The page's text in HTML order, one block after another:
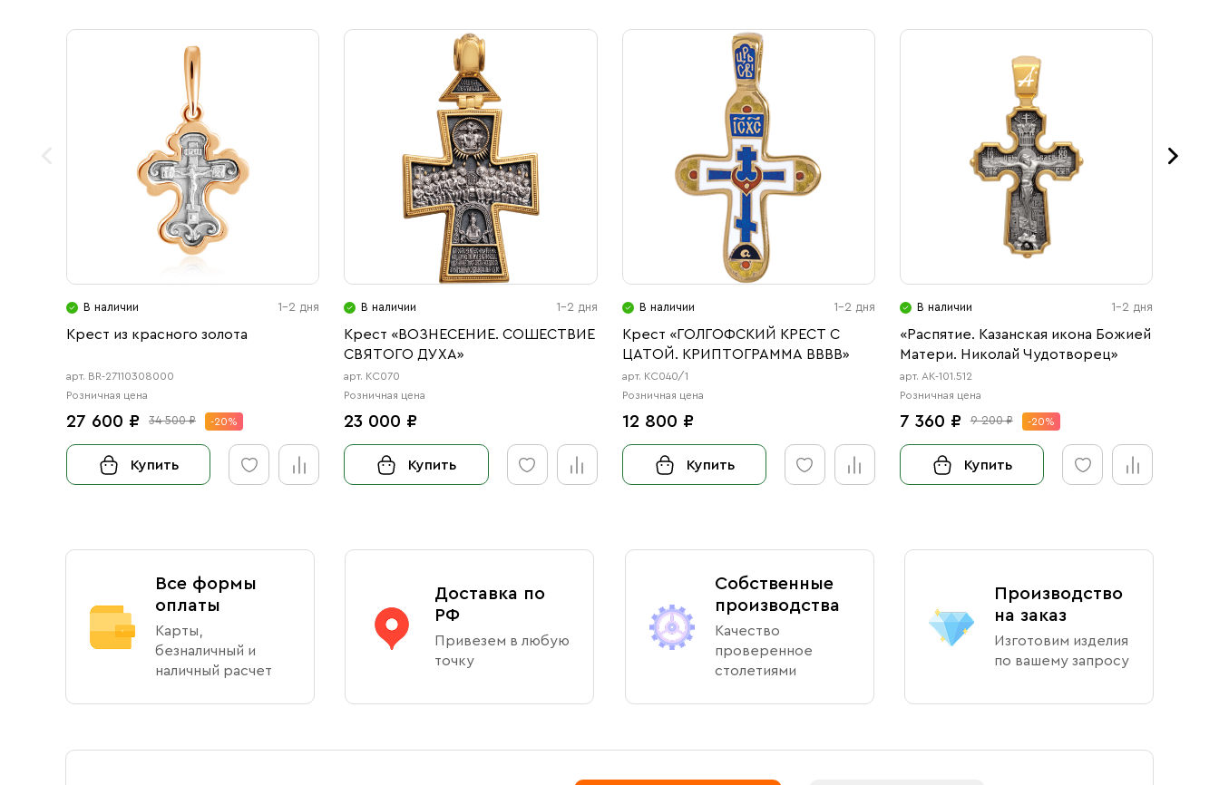
В наличии 1-2 дня
Крест из красного золота
арт. BR-27110308000
Розничная цена
27 600 ₽ 34 500 ₽ -20%
Купить
В наличии 1-2 дня
Крест «ВОЗНЕСЕНИЕ. СОШЕСТВИЕ
СВЯТОГО ДУХА»
арт. КС070
Розничная цена
23 000 ₽
Купить
В наличии 1-2 дня
Крест «ГОЛГОФСКИЙ КРЕСТ С
ЦАТОЙ. КРИПТОГРАММА ВВВВ»
арт. КС040/1
Розничная цена
12 800 ₽
Купить
В наличии 1-2 дня
«Распятие. Казанская икона Божией
Матери. Николай Чудотворец»
арт. АК-101.512
Розничная цена
7 360 ₽ 9 200 ₽ -20%
Купить
Все формы
оплаты
Карты,
безналичный и
наличный расчет
Доставка по
РФ
Привезем в любую
точку
Собственные
производства
Качество
проверенное
столетиями
Производство
на заказ
Изготовим изделия
по вашему запросу